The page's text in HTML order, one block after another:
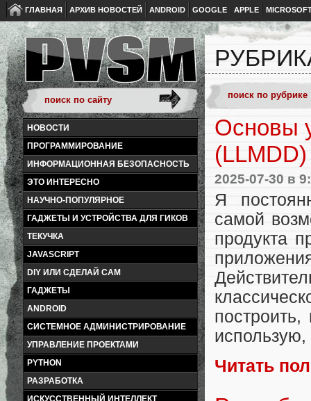
ГЛАВНАЯ АРХИВ НОВОСТЕЙ ANDROID GOOGLE APPLE
НОВОСТИ
ПРОГРАММИРОВАНИЕ
ИНФОРМАЦИОННАЯ БЕЗОПАСНОСТЬ
ЭТО ИНТЕРЕСНО
НАУЧНО-ПОПУЛЯРНОЕ
ГАДЖЕТЫ И УСТРОЙСТВА ДЛЯ ГИКОВ
ТЕКУЧКА
JAVASCRIPT
DIY ИЛИ СДЕЛАЙ САМ
ГАДЖЕТЫ
ANDROID
СИСТЕМНОЕ АДМИНИСТРИРОВАНИЕ
УПРАВЛЕНИЕ ПРОЕКТАМИ
PYTHON
РАЗРАБОТКА
ИСКУССТВЕННЫЙ ИНТЕЛЛЕКТ
Основы
(LLMDD)
2025-07-30 в
Я
самой
продукта
использую,
Читать